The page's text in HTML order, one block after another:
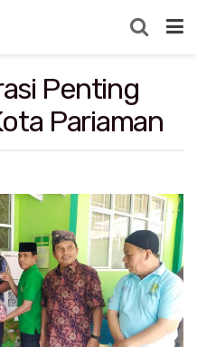
Penting
Pariaman